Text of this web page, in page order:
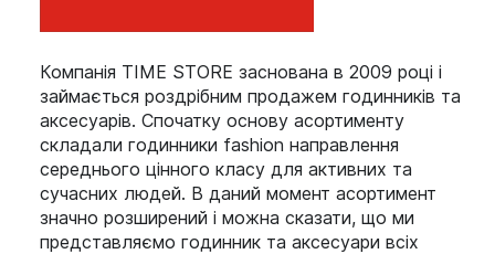
Компанія TIME STORE заснована в 2009 році і
займається роздрібним продажем годинників та
аксесуарів. Спочатку основу асортименту
складали годинники fashion направлення
середнього цінного класу для активних та
сучасних людей. В даний момент асортимент
значно розширений і можна сказати, що ми
представляємо годинник та аксесуари всіх